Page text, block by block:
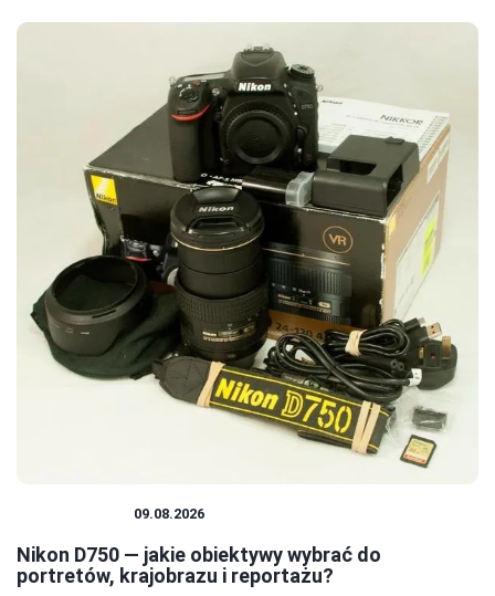
09.08.2026
Nikon D750 — jakie obiektywy wybrać do
portretów, krajobrazu i reportażu?